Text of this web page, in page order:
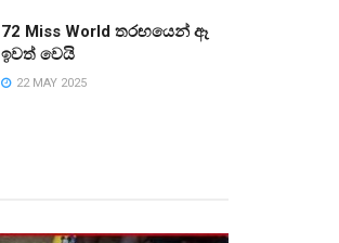
72 Miss World තරඟයෙන් ඈ
ඉවත් වෙයි
22 MAY 2025